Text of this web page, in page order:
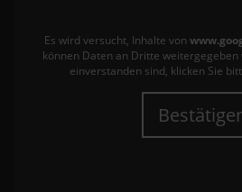
Es wird versucht, Inhalte von
können Daten an Dritte weitergegeben
einverstanden sind, klicken Sie